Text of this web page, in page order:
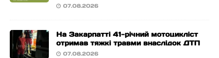
07.08.2026
На Закарпатті 41-річний мотоцикліст
отримав тяжкі травми внаслідок ДТП
07.08.2026